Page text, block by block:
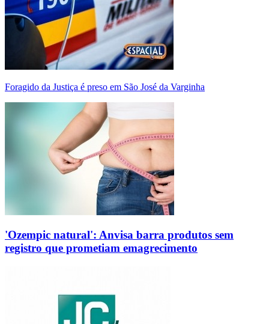
Foragido da Justiça é preso em São José da Varginha
'Ozempic natural': Anvisa barra produtos sem
registro que prometiam emagrecimento